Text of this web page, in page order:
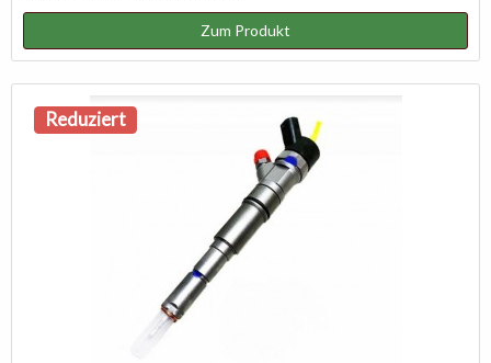
Zum Produkt
Reduziert